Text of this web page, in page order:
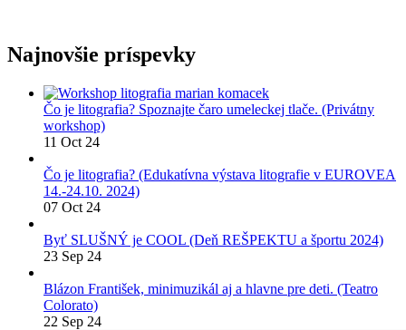
Najnovšie príspevky
Čo je litografia? Spoznajte čaro umeleckej tlače. (Privátny
workshop)
11 Oct 24
Čo je litografia? (Edukatívna výstava litografie v EUROVEA
14.-24.10. 2024)
07 Oct 24
Byť SLUŠNÝ je COOL (Deň REŠPEKTU a športu 2024)
23 Sep 24
Blázon František, minimuzikál aj a hlavne pre deti. (Teatro
Colorato)
22 Sep 24